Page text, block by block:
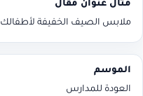
ملابس الصيف الخفيفة لأطفالك 2026
العودة للمدارس